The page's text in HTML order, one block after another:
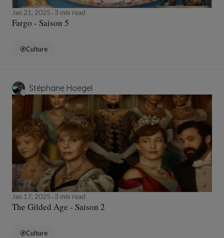
Jan 21, 2025 3 min read
Fargo - Saison 5
Culture
Stéphane Hoegel
Jan 17, 2025 3 min read
The Gilded Age - Saison 2
Culture